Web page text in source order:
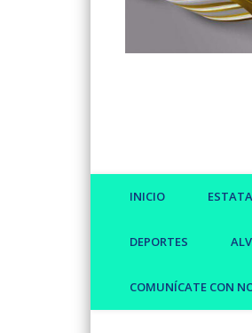
INICIO
DEPORTES
COMUNÍCATE CON